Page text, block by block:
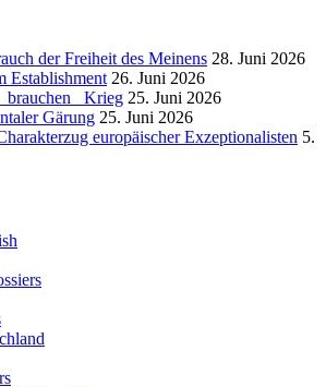
der Freiheit des Meinens 28. Juni 2026
Establishment 26. Juni 2026
Krieg 25. Juni 2026
Gärung 25. Juni 2026
europäischer Exzeptionalisten 5.